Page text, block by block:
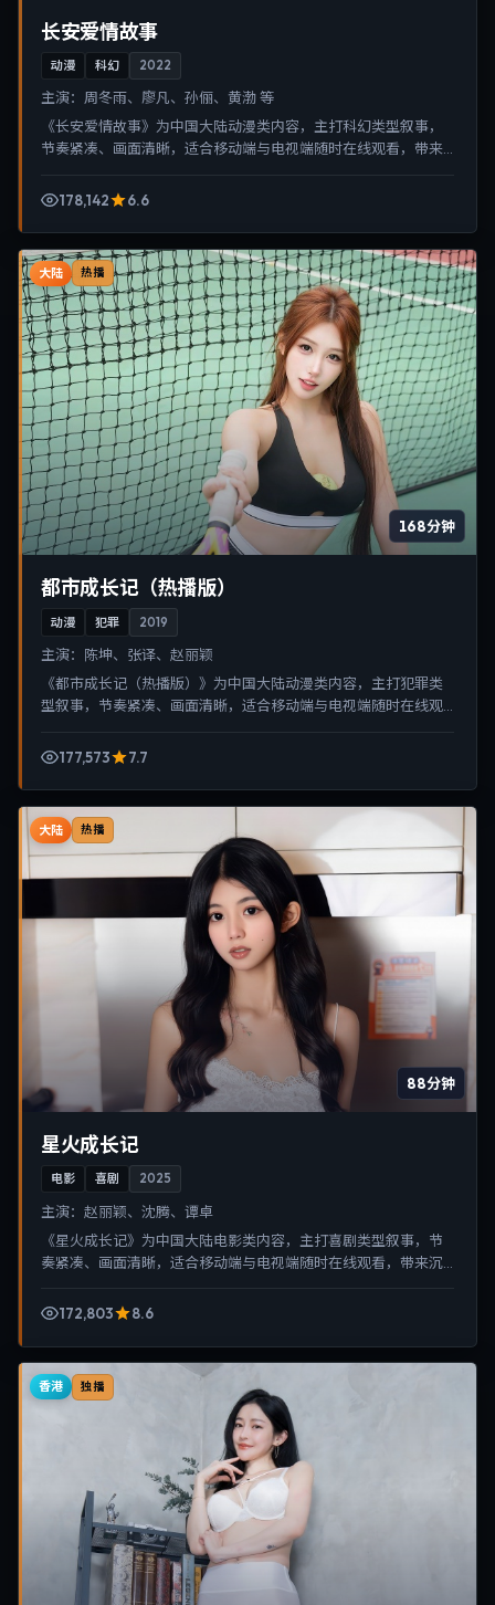
长安爱情故事
动漫 科幻 2022
主演： 周冬雨、廖凡、孙俪、黄渤 等
《长安爱情故事》为中国大陆动漫类内容，主打科幻类型叙事，
节奏紧凑、画面清晰，适合移动端与电视端随时在线观看，带来
178,142
6.6
大陆 热播
168分钟
都市成长记（热播版）
动漫 犯罪 2019
主演： 陈坤、张译、赵丽颖
《都市成长记（热播版）》为中国大陆动漫类内容，主打犯罪类
型叙事，节奏紧凑、画面清晰，适合移动端与电视端随时在线观
177,573
7.7
大陆 热播
88分钟
星火成长记
电影 喜剧 2025
主演： 赵丽颖、沈腾、谭卓
《星火成长记》为中国大陆电影类内容，主打喜剧类型叙事，节
奏紧凑、画面清晰，适合移动端与电视端随时在线观看，带来沉
172,803
8.6
香港 独播